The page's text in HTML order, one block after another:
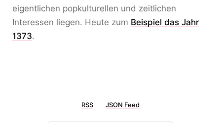
eigentlichen popkulturellen und zeitlichen
Interessen liegen. Heute zum Beispiel das Jahr
1373.
RSS JSON Feed